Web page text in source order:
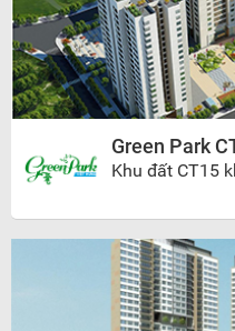
Green Park
Khu đất CT15